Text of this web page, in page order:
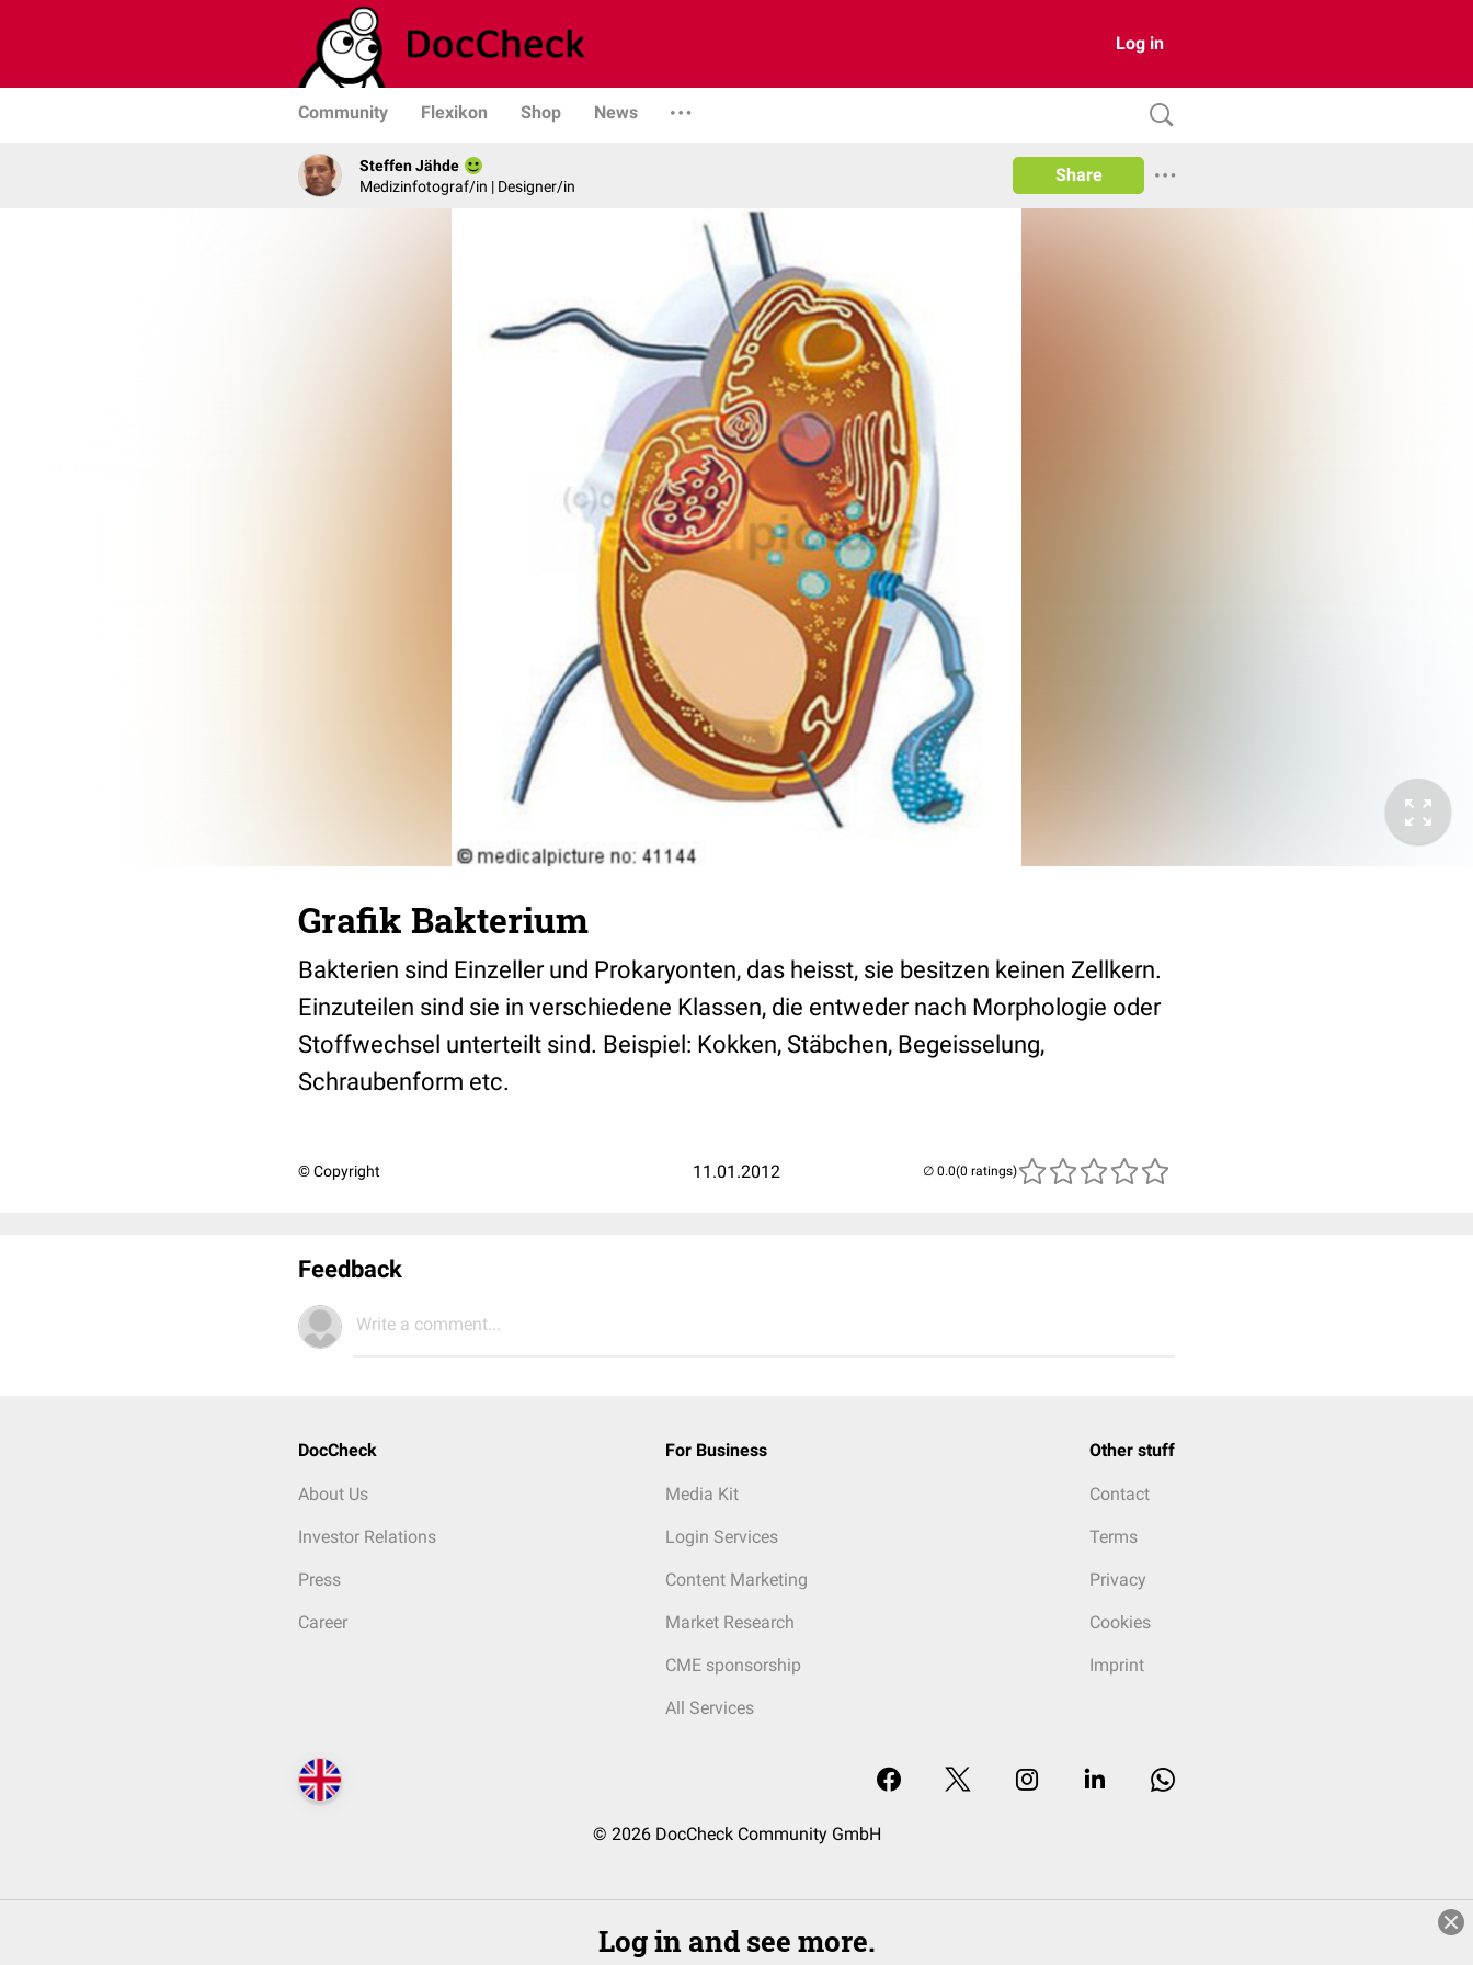
Log in
Community Flexikon Shop News
Steffen Jähde
Medizinfotograf/in | Designer/in
Share
Grafik Bakterium
Bakterien sind Einzeller und Prokaryonten, das heisst, sie besitzen keinen Zellkern.
Einzuteilen sind sie in verschiedene Klassen, die entweder nach Morphologie oder
Stoffwechsel unterteilt sind. Beispiel: Kokken, Stäbchen, Begeisselung,
Schraubenform etc.
© Copyright 11.01.2012 (0 ratings)
Feedback
Write a comment...
DocCheck
About Us
Investor Relations
Press
Career
For Business
Media Kit
Login Services
Content Marketing
Market Research
CME sponsorship
All Services
Other stuff
Contact
Terms
Privacy
Cookies
Imprint
© 2026 DocCheck Community GmbH
Log in and see more.